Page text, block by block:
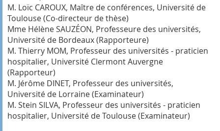
M. Loïc CAROUX, Maître de conférences, Université de
Toulouse (Co-directeur de thèse)
Mme Hélène SAUZÉON, Professeure des universités,
Université de Bordeaux (Rapporteure)
M. Thierry MOM, Professeur des universités - praticien
hospitalier, Université Clermont Auvergne
(Rapporteur)
M. Jérôme DINET, Professeur des universités,
Université de Lorraine (Examinateur)
M. Stein SILVA, Professeur des universités - praticien
hospitalier, Université de Toulouse (Examinateur)